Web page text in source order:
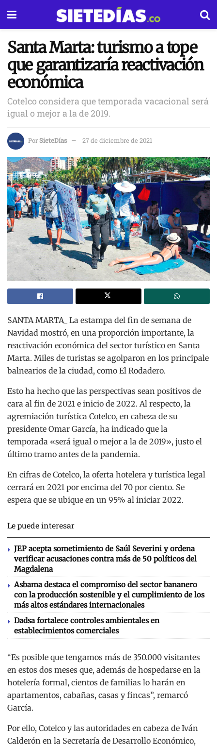
Santa Marta: turismo a tope
que garantizaría reactivación
económica
Cotelco considera que temporada vacacional será
igual o mejor a la de 2019.
PorSieteDías 27 de diciembre de 2021
SANTA MARTA_ La estampa del fin de semana de
Navidad mostró, en una proporción importante, la
reactivación económica del sector turístico en Santa
Marta. Miles de turistas se agolparon en los principale
balnearios de la ciudad, como El Rodadero.
Esto ha hecho que las perspectivas sean positivos de
cara al fin de 2021 e inicio de 2022. Al respecto, la
agremiación turística Cotelco, en cabeza de su
presidente Omar García, ha indicado que la
temporada «será igual o mejor a la de 2019», justo el
último tramo antes de la pandemia.
En cifras de Cotelco, la oferta hotelera y turística legal
cerrará en 2021 por encima del 70 por ciento. Se
espera que se ubique en un 95% al iniciar 2022.
Le puede interesar
JEP acepta sometimiento de Saúl Severini y ordena
verificar acusaciones contra más de 50 políticos del
Magdalena
Asbama destaca el compromiso del sector bananero
con la producción sostenible y el cumplimiento de los
más altos estándares internacionales
Dadsa fortalece controles ambientales en
establecimientos comerciales
“Es posible que tengamos más de 350.000 visitantes
en estos dos meses que, además de hospedarse en la
hotelería formal, cientos de familias lo harán en
apartamentos, cabañas, casas y fincas”, remarcó
García.
Por ello, Cotelco y las autoridades en cabeza de Iván
Calderón en la Secretaría de Desarrollo Económico,